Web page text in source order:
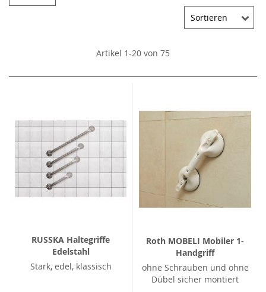
Artikel 1-20 von 75
RUSSKA Haltegriffe
Edelstahl
Stark, edel, klassisch
Roth MOBELI Mobiler 1-
Handgriff
ohne Schrauben und ohne
Dübel sicher montiert